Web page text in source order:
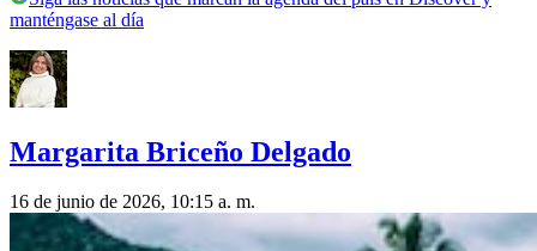
manténgase al día
Margarita Briceño Delgado
16 de junio de 2026, 10:15 a. m.